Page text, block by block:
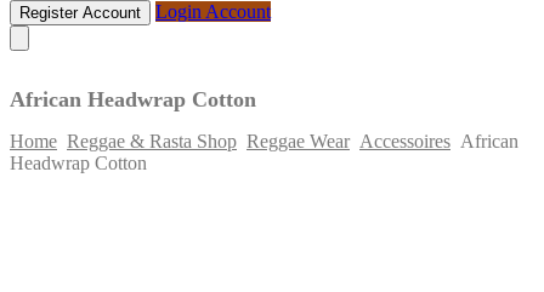
Register Account Login Account
African Headwrap Cotton
Home Reggae & Rasta Shop Reggae Wear Accessoires African
Headwrap Cotton